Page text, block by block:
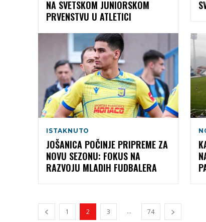
NA SVETSKOM JUNIORSKOM
PRVENSTVU U ATLETICI
ISTAKNUTO
JOŠANICA POČINJE PRIPREME ZA
NOVU SEZONU: FOKUS NA
RAZVOJU MLADIH FUDBALERA
1 2 3 ... 74